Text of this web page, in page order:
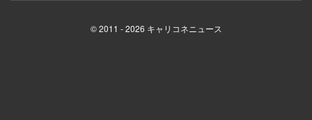
© 2011 - 2026 キャリコネニュース